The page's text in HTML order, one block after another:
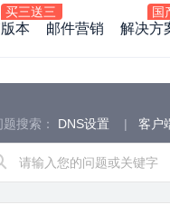
本 邮件营销 解决方
题搜索： DNS设置 | 客户